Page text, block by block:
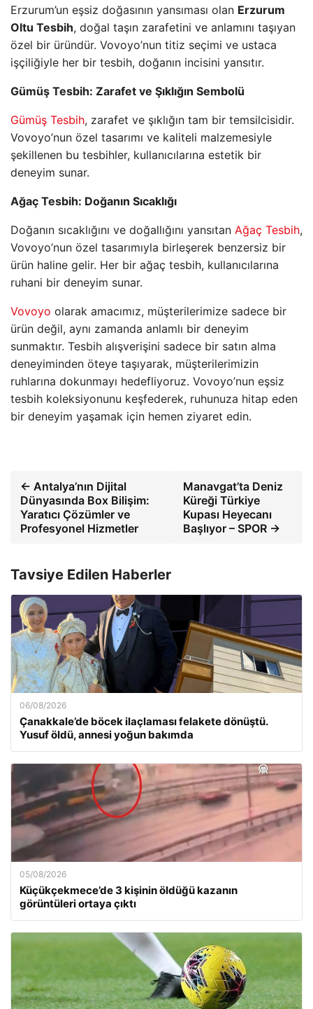
Erzurum’un eşsiz doğasının yansıması olan Erzurum
Oltu Tesbih, doğal taşın zarafetini ve anlamını taşıyan
özel bir üründür. Vovoyo’nun titiz seçimi ve ustaca
işçiliğiyle her bir tesbih, doğanın incisini yansıtır.
Gümüş Tesbih: Zarafet ve Şıklığın Sembolü
Gümüş Tesbih, zarafet ve şıklığın tam bir temsilcisidir.
Vovoyo’nun özel tasarımı ve kaliteli malzemesiyle
şekillenen bu tesbihler, kullanıcılarına estetik bir
deneyim sunar.
Ağaç Tesbih: Doğanın Sıcaklığı
Doğanın sıcaklığını ve doğallığını yansıtan Ağaç Tesbih,
Vovoyo’nun özel tasarımıyla birleşerek benzersiz bir
ürün haline gelir. Her bir ağaç tesbih, kullanıcılarına
ruhani bir deneyim sunar.
Vovoyo olarak amacımız, müşterilerimize sadece bir
ürün değil, aynı zamanda anlamlı bir deneyim
sunmaktır. Tesbih alışverişini sadece bir satın alma
deneyiminden öteye taşıyarak, müşterilerimizin
ruhlarına dokunmayı hedefliyoruz. Vovoyo’nun eşsiz
tesbih koleksiyonunu keşfederek, ruhunuza hitap eden
bir deneyim yaşamak için hemen ziyaret edin.
← Antalya’nın Dijital
Dünyasında Box Bilişim:
Yaratıcı Çözümler ve
Profesyonel Hizmetler
Manavgat’ta Deniz
Küreği Türkiye
Kupası Heyecanı
Başlıyor – SPOR →
Tavsiye Edilen Haberler
06/08/2026
Çanakkale’de böcek ilaçlaması felakete dönüştü.
Yusuf öldü, annesi yoğun bakımda
05/08/2026
Küçükçekmece’de 3 kişinin öldüğü kazanın
görüntüleri ortaya çıktı